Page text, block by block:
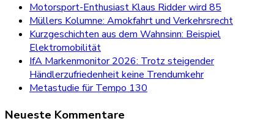
Motorsport-Enthusiast Klaus Ridder wird 85
Müllers Kolumne: Amokfahrt und Verkehrsrecht
Kurzgeschichten aus dem Wahnsinn: Beispiel
Elektromobilität
IfA Markenmonitor 2026: Trotz steigender
Händlerzufriedenheit keine Trendumkehr
Metastudie für Tempo 130
Neueste Kommentare